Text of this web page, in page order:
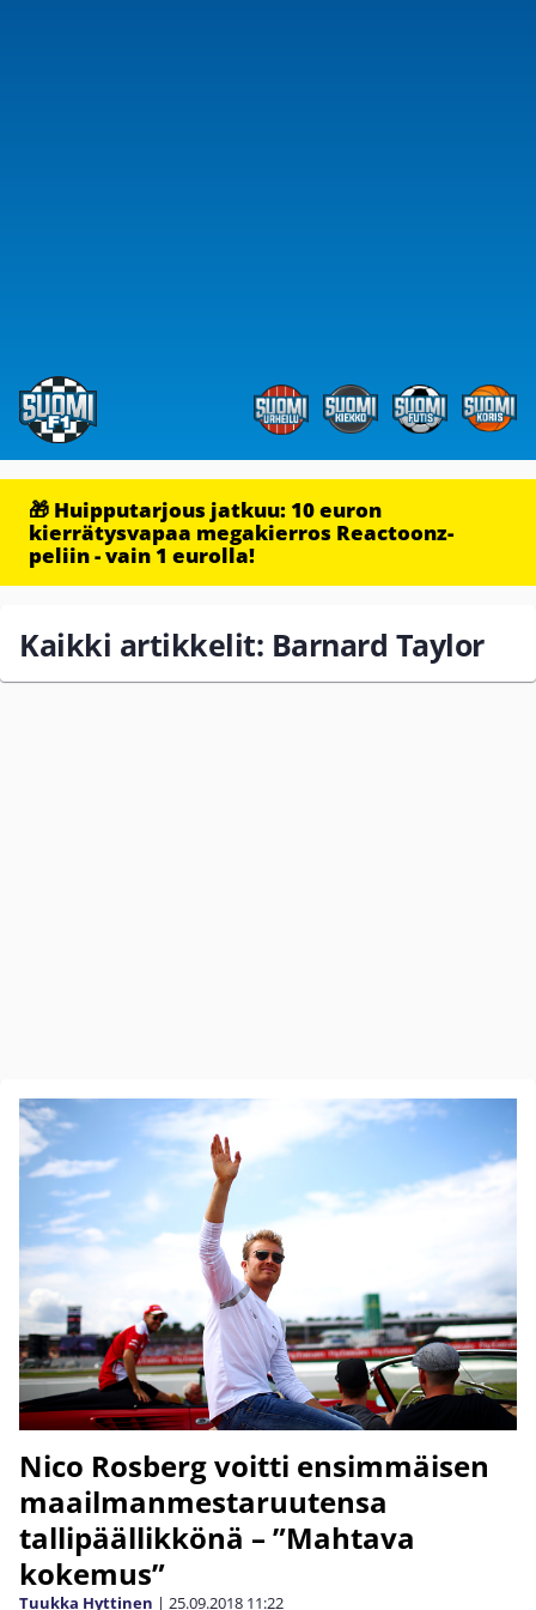
🎁 Huipputarjous jatkuu: 10 euron
kierrätysvapaa megakierros Reactoonz-
peliin - vain 1 eurolla!
Kaikki artikkelit: Barnard Taylor
Nico Rosberg voitti ensimmäisen
maailmanmestaruutensa
tallipäällikkönä – ”Mahtava
kokemus”
Tuukka Hyttinen | 25.09.2018 11:22